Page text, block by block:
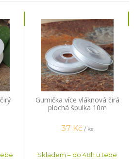
Gumička více vláknová čirá
plochá špulka 10m
37 Kč / ks
Skladem – do 48h u tebe